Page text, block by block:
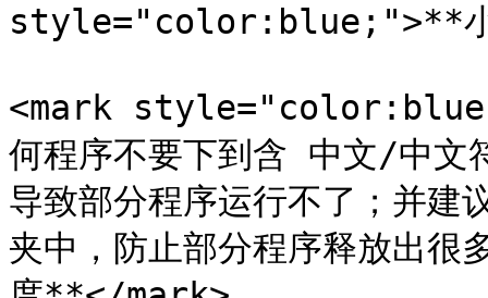
style="color:blue;">**小
<mark
何程序不要下到含 中文/中文
导致部分程序运行不了；并建
夹中，防止部分程序释放出很